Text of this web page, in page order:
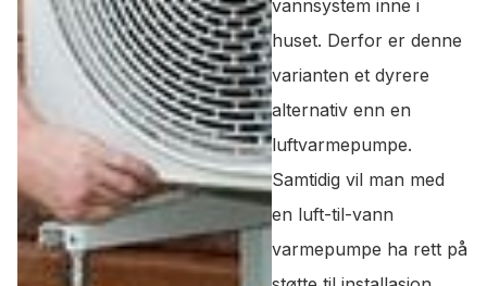
vannsystem inne i
huset. Derfor er denne
varianten et dyrere
alternativ enn en
luftvarmepumpe.
Samtidig vil man med
en luft-til-vann
varmepumpe ha rett på